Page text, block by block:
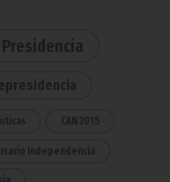
Presidencia
CAN 2015
Independencia